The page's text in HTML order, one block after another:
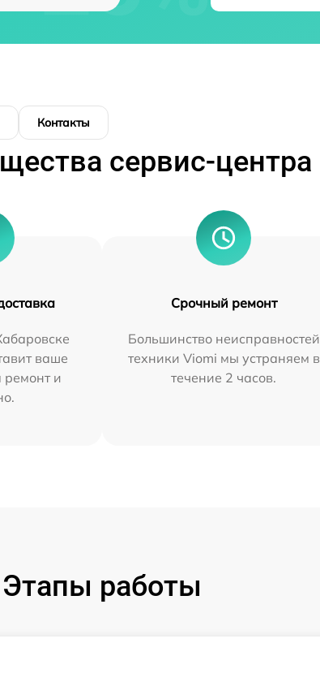
Контакты
сервис-центра
ваше
ремонт и
Срочный ремонт
Большинство неисправностей
техники Viomi мы устраняем в
течение 2 часов.
Этапы работы